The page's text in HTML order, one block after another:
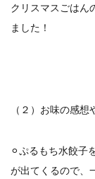
クリスマスごはん
ました！
（２）お味の感
⚪︎ぷるもち水餃子
が出てくるので、